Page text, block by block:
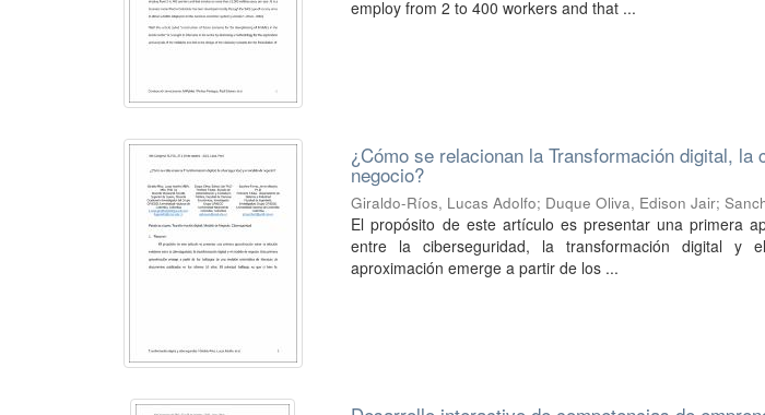
employ from 2 to 400 workers and that ...
¿Cómo se relacionan la Transformación digital, la
negocio?
Giraldo-Ríos, Lucas Adolfo; Duque Oliva, Edison Jair;
El propósito de este artículo es presentar una primera
entre la ciberseguridad, la transformación digital y
aproximación emerge a partir de los ...